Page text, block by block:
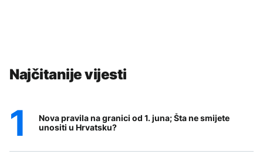
Najčitanije vijesti
Nova pravila na granici od 1. juna; Šta ne smijete
unositi u Hrvatsku?